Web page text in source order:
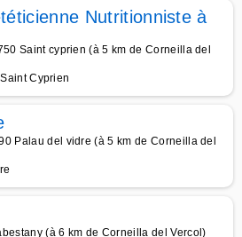
Nutritionniste à
Saint cyprien (à 5 km de Corneilla del
Cyprien
Palau del vidre (à 5 km de Corneilla del
(à 6 km de Corneilla del Vercol)